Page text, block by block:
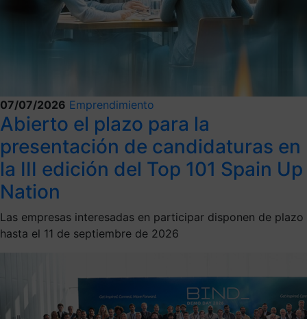
07/07/2026 Emprendimiento
Abierto el plazo para la
presentación de candidaturas en
la III edición del Top 101 Spain Up
Nation
Las empresas interesadas en participar disponen de plazo
hasta el 11 de septiembre de 2026